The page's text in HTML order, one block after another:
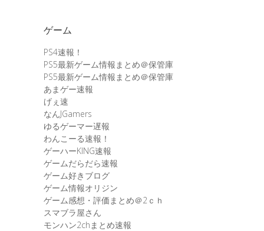
ゲーム
PS4速報！
PS5最新ゲーム情報まとめ＠保管庫
PS5最新ゲーム情報まとめ＠保管庫
あまゲー速報
げぇ速
なんJGamers
ゆるゲーマー遅報
わんこーる速報！
ゲーハーKING速報
ゲームだらだら速報
ゲーム好きブログ
ゲーム情報オリジン
ゲーム感想・評価まとめ＠2ｃｈ
スマブラ屋さん
モンハン2chまとめ速報